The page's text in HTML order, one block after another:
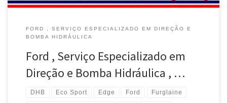
FORD , SERVIÇO ESPECIALIZADO EM DIREÇÃO E
BOMBA HIDRÁULICA
Ford , Serviço Especializado em
Direção e Bomba Hidráulica , …
DHB Eco Sport Edge Ford Furglaine